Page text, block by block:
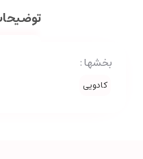
بخشها :
کادویی